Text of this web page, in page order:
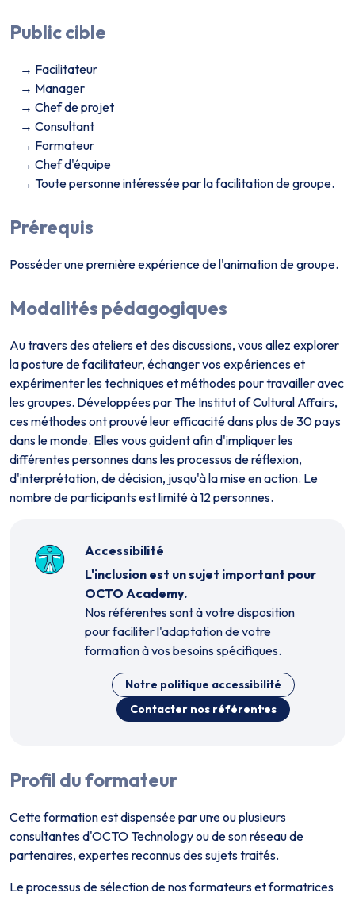
Public cible
Facilitateur
Manager
Chef de projet
Consultant
Formateur
Chef d'équipe
Toute personne intéressée par la facilitation de groupe.
Prérequis
Posséder une première expérience de l'animation de groupe.
Modalités pédagogiques
Au travers des ateliers et des discussions, vous allez explorer
la posture de facilitateur, échanger vos expériences et
expérimenter les techniques et méthodes pour travailler avec
les groupes. Développées par The Institut of Cultural Affairs,
ces méthodes ont prouvé leur efficacité dans plus de 30 pays
dans le monde. Elles vous guident afin d'impliquer les
différentes personnes dans les processus de réflexion,
d'interprétation, de décision, jusqu'à la mise en action. Le
nombre de participants est limité à 12 personnes.
Accessibilité
L'inclusion est un sujet important pour
OCTO Academy.
Nos référent·es sont à votre disposition
pour faciliter l'adaptation de votre
formation à vos besoins spécifiques.
Notre politique accessibilité
Contacter nos référent·es
Profil du formateur
Cette formation est dispensée par un·e ou plusieurs
consultant·es d'OCTO Technology ou de son réseau de
partenaires, expert·es reconnus des sujets traités.
Le processus de sélection de nos formateurs et formatrices